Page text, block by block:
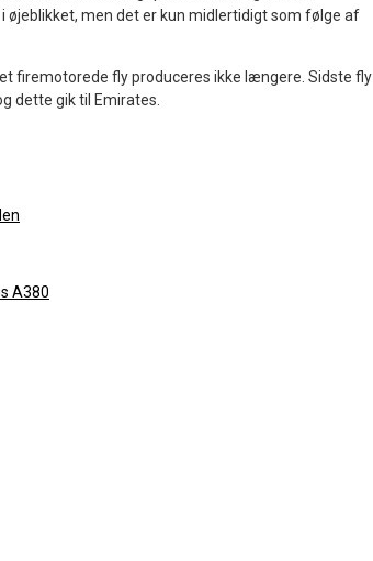
øjeblikket, men det er kun midlertidigt som følge af
firemotorede fly produceres ikke længere. Sidste fly
dette gik til Emirates.
A380